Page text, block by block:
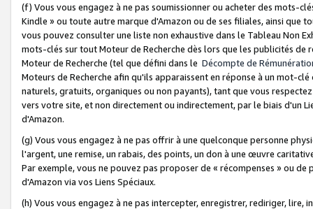
(f) Vous vous engagez à ne pas soumissionner ou acheter des mots-
Kindle » ou toute autre marque d'Amazon ou de ses filiales, ainsi que
vous pouvez consulter une liste non exhaustive dans le Tableau Non
mots-clés sur tout Moteur de Recherche dès lors que les publicités de
Moteur de Recherche (tel que défini dans le Décompte de
Moteurs de Recherche afin qu'ils apparaissent en réponse à un mot-
naturels, gratuits, organiques ou non payants), tant que vous
vers votre site, et non directement ou indirectement, par le biais d'un
d'Amazon.
(g) Vous vous engagez à ne pas offrir à une quelconque personne
l'argent, une remise, un rabais, des points, un don à une œuvre
Par exemple, vous ne pouvez pas proposer de « récompenses » ou
d'Amazon via vos Liens Spéciaux.
(h) Vous vous engagez à ne pas intercepter, enregistrer, rediriger,